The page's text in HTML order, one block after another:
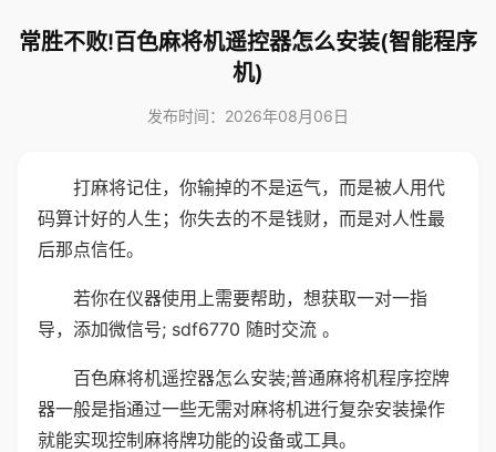
常胜不败!百色麻将机遥控器怎么安装(智能程序
机)
发布时间：2026年08月06日
打麻将记住，你输掉的不是运气，而是被人用代
码算计好的人生；你失去的不是钱财，而是对人性最
后那点信任。
若你在仪器使用上需要帮助，想获取一对一指
导，添加微信号; sdf6770 随时交流 。
百色麻将机遥控器怎么安装;普通麻将机程序控牌
器一般是指通过一些无需对麻将机进行复杂安装操作
就能实现控制麻将牌功能的设备或工具。